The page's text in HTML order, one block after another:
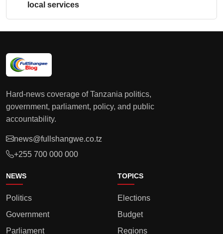
local services
Hard-news coverage of Tanzania politics,
government, parliament, policy, and public
accountability.
news@fullshangwe.co.tz
+255 700 000 000
NEWS
Politics
Government
Parliament
TOPICS
Elections
Budget
Regions